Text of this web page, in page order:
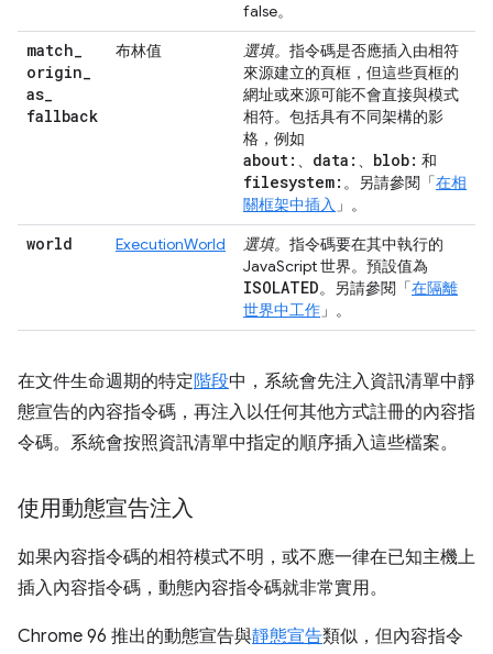
false。
match_
origin_
as_
fallback
布林值 選填。 指令碼是否應插入由相符
來源建立的頁框，但這些頁框的
網址或來源可能不會直接與模式
相符。包括具有不同架構的影
格，例如
about: 、 data: 、 blob: 和
filesystem: 。另請參閱「在相
關框架中插入 」。
world ExecutionWorld 選填。 指令碼要在其中執行的
JavaScript 世界。預設值為
ISOLATED。另請參閱「在隔離
世界中工作 」。
在文件生命週期的特定階段中，系統會先注入資訊清單中靜
態宣告的內容指令碼，再注入以任何其他方式註冊的內容指
令碼。系統會按照資訊清單中指定的順序插入這些檔案。
使用動態宣告注入
如果內容指令碼的相符模式不明，或不應一律在已知主機上
插入內容指令碼，動態內容指令碼就非常實用。
Chrome 96 推出的動態宣告與靜態宣告類似，但內容指令